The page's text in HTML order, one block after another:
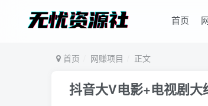
首页
首页 网赚项目 正文
抖音大V电影+电视剧